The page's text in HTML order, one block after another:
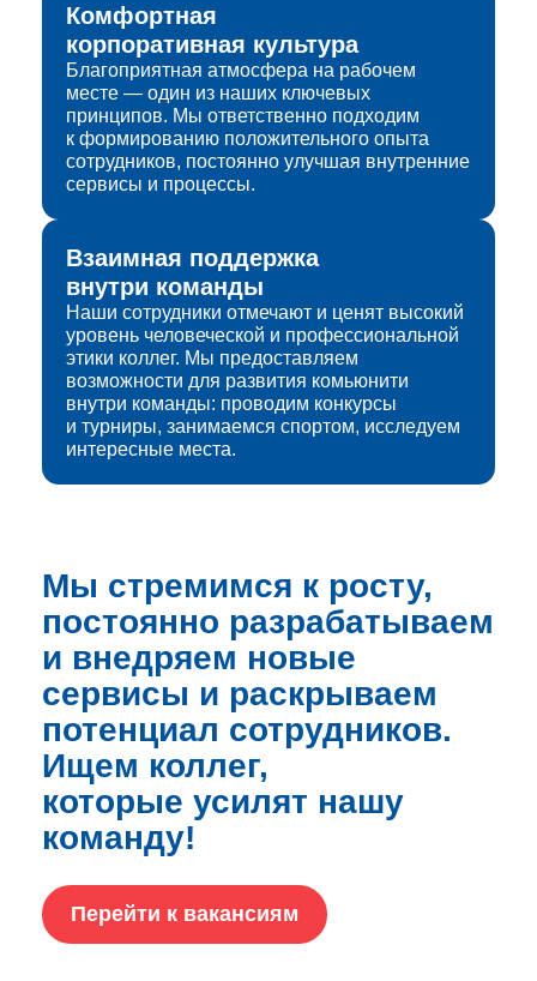
Комфортная
корпоративная культура
Благоприятная атмосфера на рабочем
месте — один из наших ключевых
принципов. Мы ответственно подходим
к формированию положительного опыта
сотрудников, постоянно улучшая внутренние
сервисы и процессы.
Взаимная поддержка
внутри команды
Наши сотрудники отмечают и ценят высокий
уровень человеческой и профессиональной
этики коллег. Мы предоставляем
возможности для развития комьюнити
внутри команды: проводим конкурсы
и турниры, занимаемся спортом, исследуем
интересные места.
Мы стремимся к росту,
постоянно разрабатываем
и внедряем новые
сервисы и раскрываем
потенциал сотрудников.
Ищем коллег,
которые усилят нашу
команду!
Перейти к вакансиям